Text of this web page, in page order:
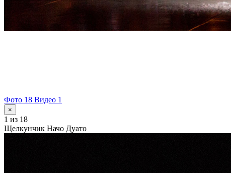
Фото 18 Видео 1
×
1 из 18
Щелкунчик Начо Дуато